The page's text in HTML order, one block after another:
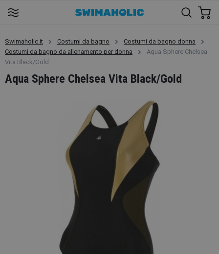
Swimaholic.it Costumi da bagno
Costumi da bagno donna
Costumi da bagno da allenamento per donna
Aqua Sphere Chelsea
Vita Black/Gold
Aqua Sphere Chelsea Vita Black/Gold